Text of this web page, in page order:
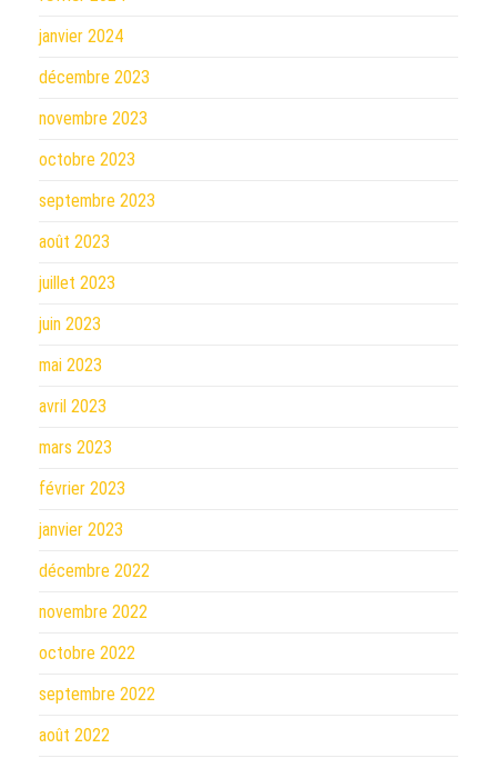
janvier 2024
décembre 2023
novembre 2023
octobre 2023
septembre 2023
août 2023
juillet 2023
juin 2023
mai 2023
avril 2023
mars 2023
février 2023
janvier 2023
décembre 2022
novembre 2022
octobre 2022
septembre 2022
août 2022